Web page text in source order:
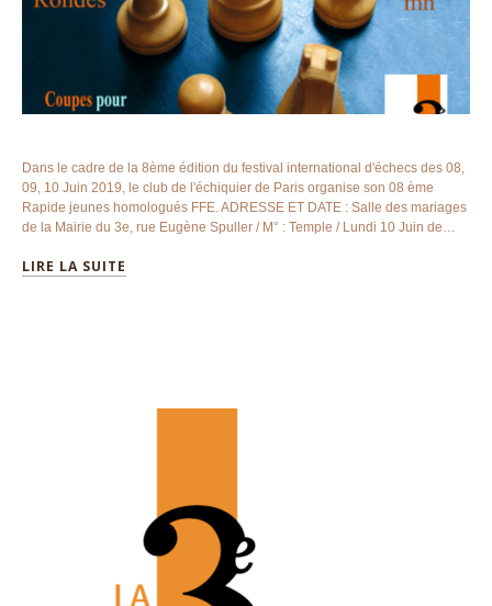
Dans le cadre de la 8ème édition du festival international d'échecs des 08,
09, 10 Juin 2019, le club de l'échiquier de Paris organise son 08 ème
Rapide jeunes homologués FFE. ADRESSE ET DATE : Salle des mariages
de la Mairie du 3e, rue Eugène Spuller / M° : Temple / Lundi 10 Juin de…
LIRE LA SUITE